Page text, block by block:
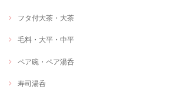
フタ付大茶・大茶
毛料・大平・中平
ペア碗・ペア湯呑
寿司湯呑